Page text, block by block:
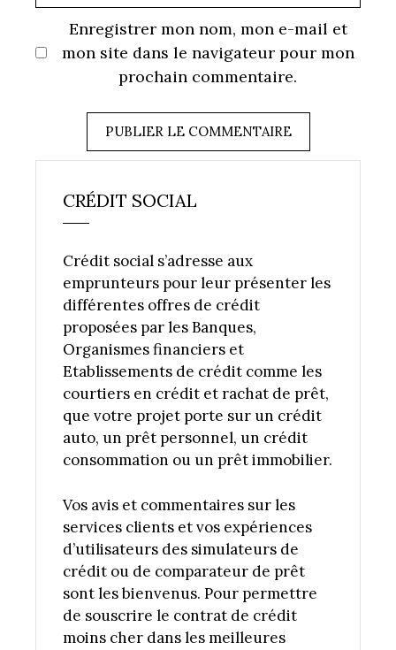
Enregistrer mon nom, mon e-mail et
mon site dans le navigateur pour mon
prochain commentaire.
CRÉDIT SOCIAL
Crédit social s’adresse aux
emprunteurs pour leur présenter les
différentes offres de crédit
proposées par les Banques,
Organismes financiers et
Etablissements de crédit comme les
courtiers en crédit et rachat de prêt,
que votre projet porte sur un crédit
auto, un prêt personnel, un crédit
consommation ou un prêt immobilier.
Vos avis et commentaires sur les
services clients et vos expériences
d’utilisateurs des simulateurs de
crédit ou de comparateur de prêt
sont les bienvenus. Pour permettre
de souscrire le contrat de crédit
moins cher dans les meilleures